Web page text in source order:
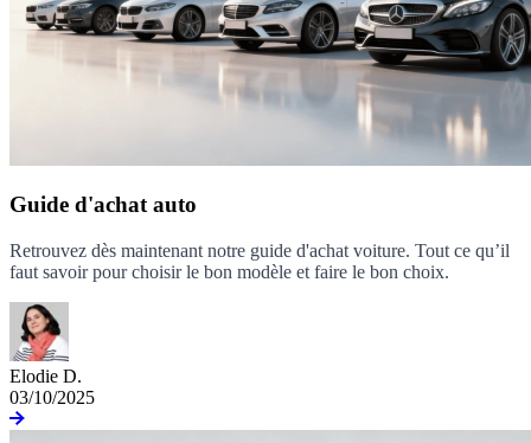
Guide d'achat auto
Retrouvez dès maintenant notre guide d'achat voiture. Tout ce qu’il
faut savoir pour choisir le bon modèle et faire le bon choix.
Elodie D.
03/10/2025